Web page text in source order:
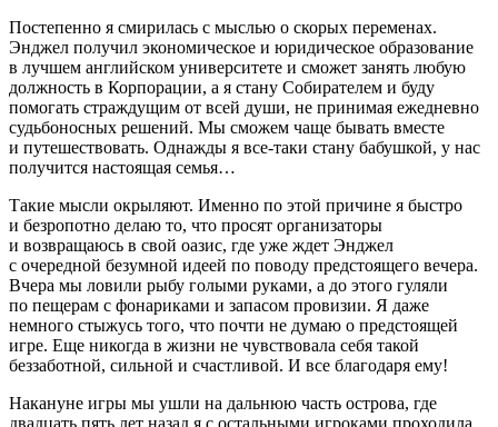
Постепенно я смирилась с мыслью о скорых переменах.
Энджел получил экономическое и юридическое образование
в лучшем английском университете и сможет занять любую
должность в Корпорации, а я стану Собирателем и буду
помогать страждущим от всей души, не принимая ежедневно
судьбоносных решений. Мы сможем чаще бывать вместе
и путешествовать. Однажды я все-таки стану бабушкой, у нас
получится настоящая семья…
Такие мысли окрыляют. Именно по этой причине я быстро
и безропотно делаю то, что просят организаторы
и возвращаюсь в свой оазис, где уже ждет Энджел
с очередной безумной идеей по поводу предстоящего вечера.
Вчера мы ловили рыбу голыми руками, а до этого гуляли
по пещерам с фонариками и запасом провизии. Я даже
немного стыжусь того, что почти не думаю о предстоящей
игре. Еще никогда в жизни не чувствовала себя такой
беззаботной, сильной и счастливой. И все благодаря ему!
Накануне игры мы ушли на дальнюю часть острова, где
двадцать пять лет назад я с остальными игроками проходила